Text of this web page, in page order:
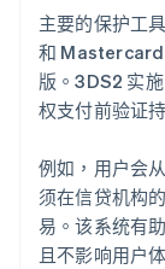
主要的保护工
和 Mastercard
版。3DS2 实
权支付前验证
例如，用户会
须在信贷机构
易。该系统有
且不影响用户